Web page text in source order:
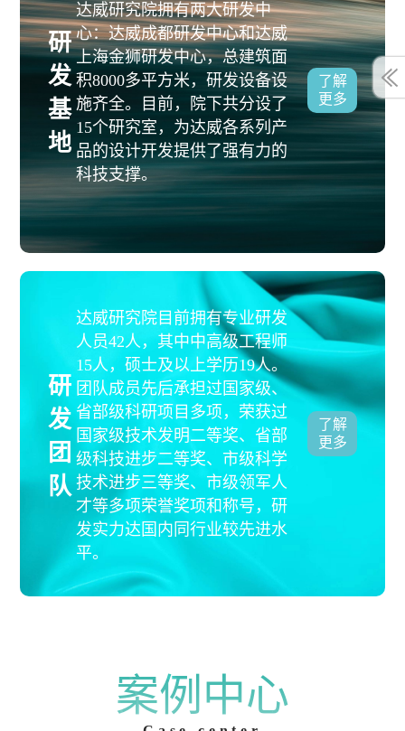
研
发
基
地
达威研究院拥有两大研发中
心：达威成都研发中心和达威
上海金狮研发中心，总建筑面
积8000多平方米，研发设备设
施齐全。目前，院下共分设了
15个研究室，为达威各系列产
品的设计开发提供了强有力的
科技支撑。
了解
更多
研
发
团
队
达威研究院目前拥有专业研发
人员42人，其中中高级工程师
15人，硕士及以上学历19人。
团队成员先后承担过国家级、
省部级科研项目多项，荣获过
国家级技术发明二等奖、省部
级科技进步二等奖、市级科学
技术进步三等奖、市级领军人
才等多项荣誉奖项和称号，研
发实力达国内同行业较先进水
平。
了解
更多
案例中心